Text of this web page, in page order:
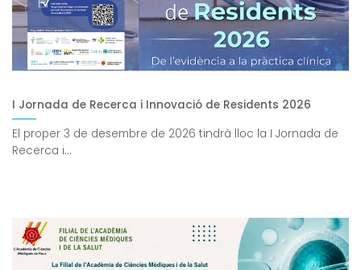
I Jornada de Recerca i Innovació de Residents 2026
El proper 3 de desembre de 2026 tindrà lloc la I Jornada de
Recerca i...